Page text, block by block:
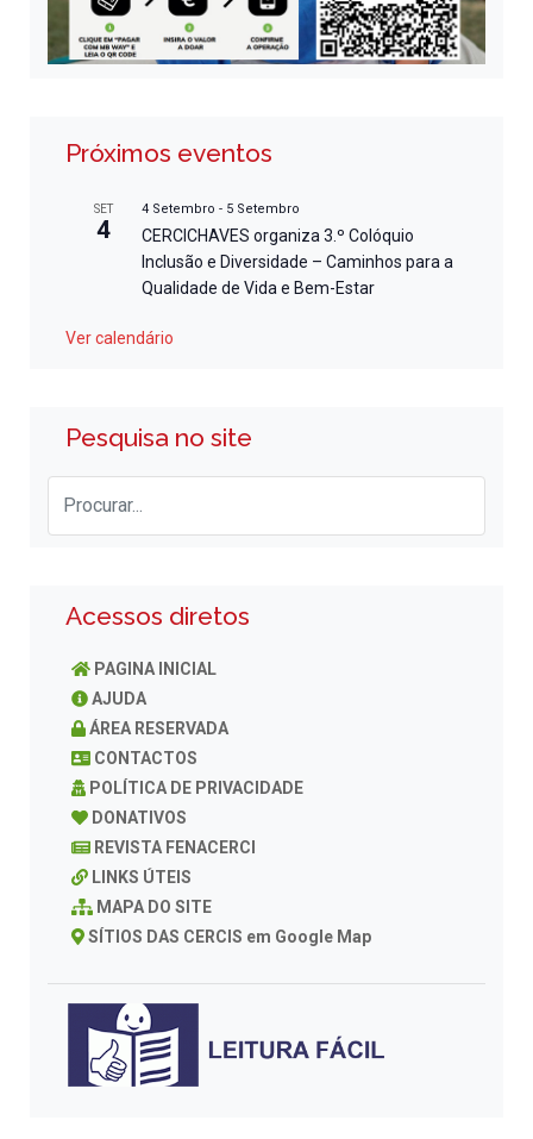
Próximos eventos
SET
4
4 Setembro - 5 Setembro
CERCICHAVES organiza 3.º Colóquio
Inclusão e Diversidade – Caminhos para a
Qualidade de Vida e Bem-Estar
Ver calendário
Pesquisa no site
Acessos diretos
PAGINA INICIAL
AJUDA
ÁREA RESERVADA
CONTACTOS
POLÍTICA DE PRIVACIDADE
DONATIVOS
REVISTA FENACERCI
LINKS ÚTEIS
MAPA DO SITE
SÍTIOS DAS CERCIS em Google Map